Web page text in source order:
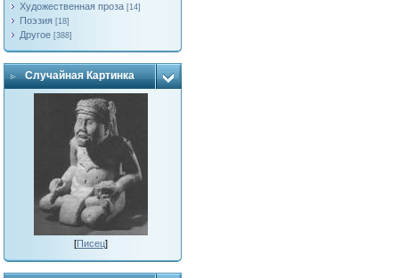
Художественная проза [14]
Поэзия [18]
Другое [388]
Случайная Картинка
[Писец]